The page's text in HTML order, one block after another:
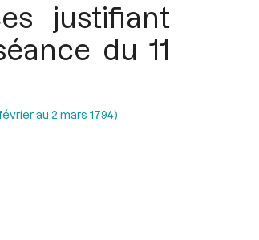
justifiant
du 11
au 2 mars 1794)